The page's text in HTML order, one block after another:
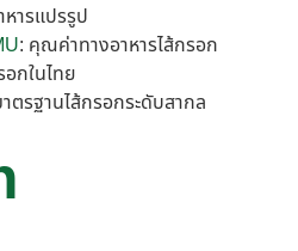
ารแปรรูป
: คุณค่าทางอาหารไส้กรอก
กในไทย
ตรฐานไส้กรอกระดับสากล